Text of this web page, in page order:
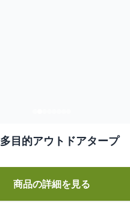
キャンプ用品 多目的アウトドアタープ
商品の詳細を見る